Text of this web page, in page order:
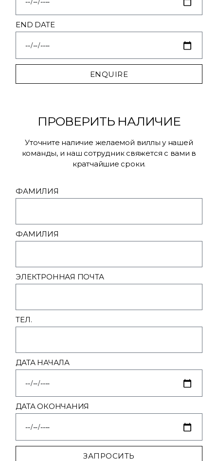
END DATE
ENQUIRE
ПРОВЕРИТЬ НАЛИЧИЕ
Уточните наличие желаемой виллы у нашей
команды, и наш сотрудник свяжется с вами в
кратчайшие сроки.
ФАМИЛИЯ
ФАМИЛИЯ
ЭЛЕКТРОННАЯ ПОЧТА
ТЕЛ.
ДАТА НАЧАЛА
ДАТА ОКОНЧАНИЯ
ЗАПРОСИТЬ